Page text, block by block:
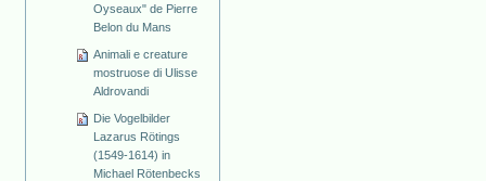
Oyseaux" de Pierre
Belon du Mans
Animali e creature
mostruose di Ulisse
Aldrovandi
Die Vogelbilder
Lazarus Rötings
(1549-1614) in
Michael Rötenbecks